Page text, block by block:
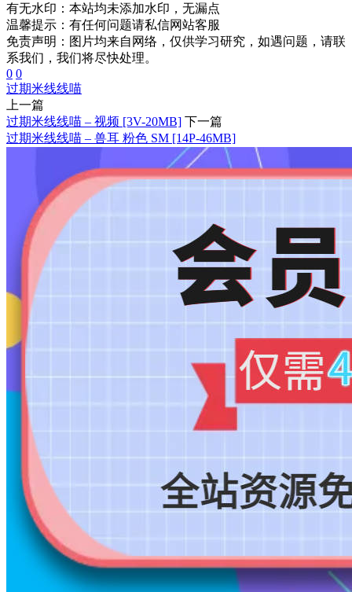
有无水印： 本站均未添加水印，无漏点
温馨提示： 有任何问题请私信网站客服
免责声明：图片均来自网络，仅供学习研究，如遇问题，请联
系我们，我们将尽快处理。
0 0
过期米线线喵
上一篇
过期米线线喵 – 视频 [3V-20MB] 下一篇
过期米线线喵 – 兽耳 粉色 SM [14P-46MB]